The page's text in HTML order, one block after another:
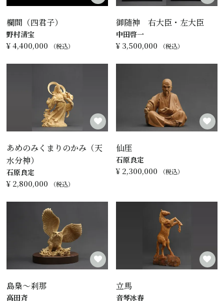
欄間（四君子）
¥ 4,400,000 税込
野村清宝
御随神 右大臣・左大臣
¥ 3,500,000 税込
中田啓一
あめのみくまりのかみ（天
水分神）
¥ 2,800,000 税込
石原良定
仙厓
¥ 2,300,000 税込
石原良定
島梟～刹那
高田斉
立馬
音琴冰春